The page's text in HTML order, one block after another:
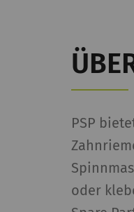
PSP
oder